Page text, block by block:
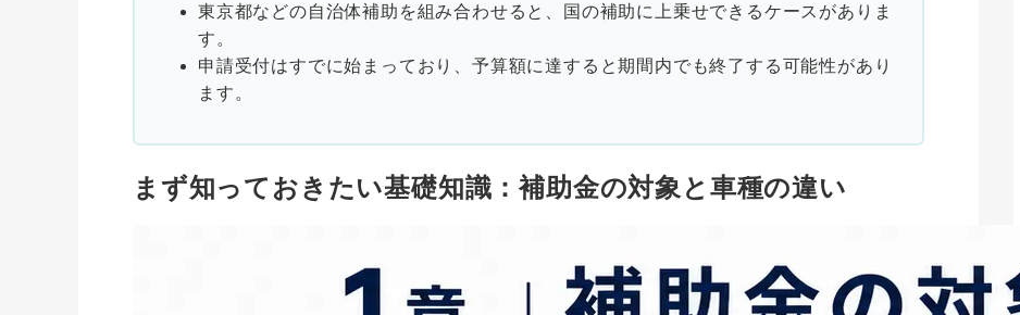
東京都などの自治体補助を組み合わせると、国の補助に上乗せできるケースがありま
す。
申請受付はすでに始まっており、予算額に達すると期間内でも終了する可能性があり
ます。
まず知っておきたい基礎知識：補助金の対象と車種の違い